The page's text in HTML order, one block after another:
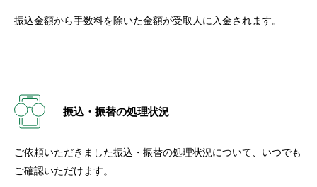
振込金額から手数料を除いた金額が受取人に入金されます。
振込・振替の処理状況
ご依頼いただきました振込・振替の処理状況について、いつでも
ご確認いただけます。